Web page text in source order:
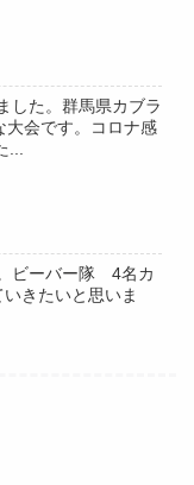
した。群馬県カブラ
大会です。コロナ感
...
ビーバー隊 4名カ
きたいと思いま